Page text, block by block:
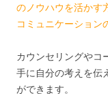
のノウハウを活かす
コミュニケーション
カウンセリングやコ
手に自分の考えを伝
ができます。